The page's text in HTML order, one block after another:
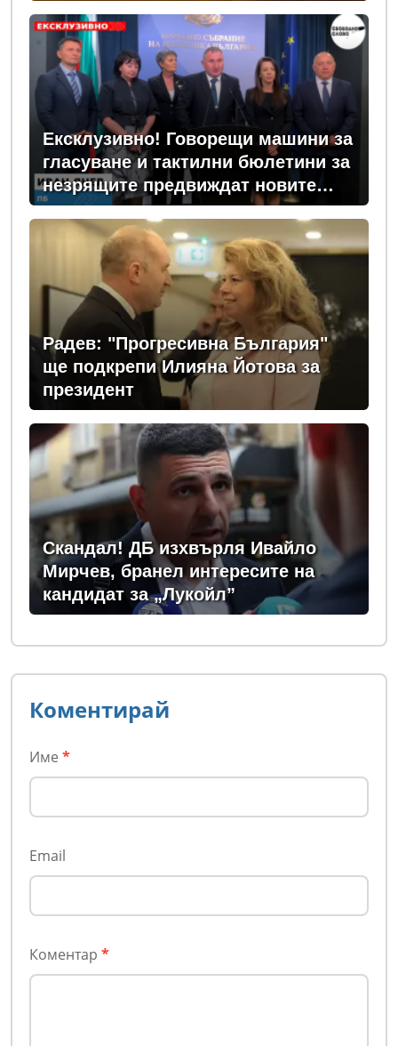
Ексклузивно! Говорещи машини за
гласуване и тактилни бюлетини за
незрящите предвиждат новите
изборни правила! (ВИДЕО)
Радев: "Прогресивна България"
ще подкрепи Илияна Йотова за
президент
Скандал! ДБ изхвърля Ивайло
Мирчев, бранел интересите на
кандидат за „Лукойл”
Коментирай
Име *
Email
Коментар *